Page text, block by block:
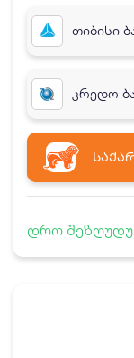
თიბისი
კრედო
დრო